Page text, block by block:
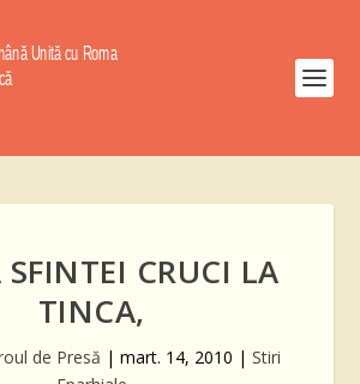
SFINTEI CRUCI LA
TINCA,
de Presă | mart. 14, 2010 | Stiri